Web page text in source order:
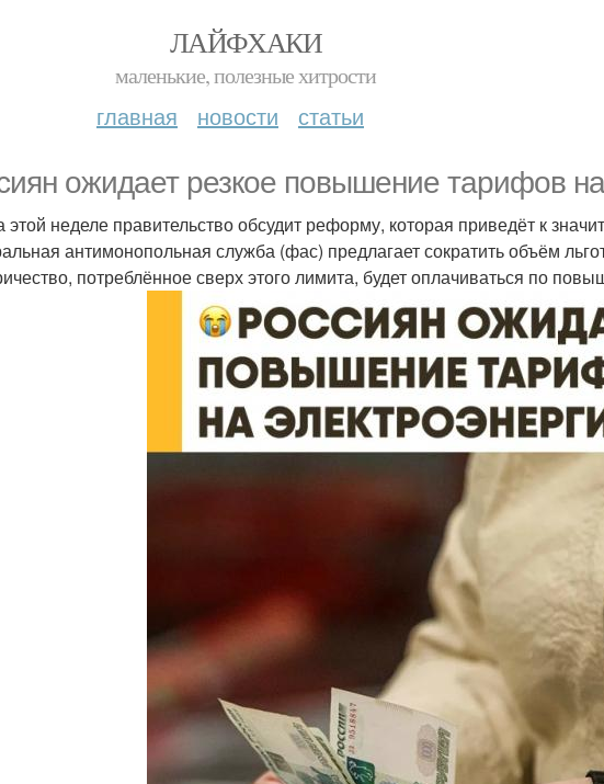
ЛАЙФХАКИ
маленькие, полезные хитрости
главная новости статьи
ожидает резкое повышение тарифов
этой неделе правительство обсудит реформу, которая приведёт к
антимонопольная служба (фас) предлагает сократить объём
потреблённое сверх этого лимита, будет оплачиваться по